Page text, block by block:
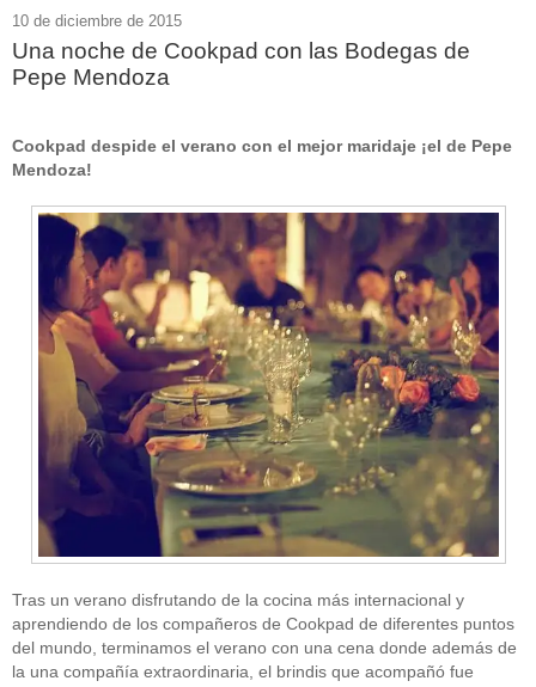
CATEGORÍAS
10 de diciembre de 2015
Una noche de Cookpad con las Bodegas de
Pepe Mendoza
Cookpad despide el verano con el mejor maridaje ¡el de Pepe
Mendoza!
Tras un verano disfrutando de la cocina más internacional y
aprendiendo de los compañeros de Cookpad de diferentes puntos
del mundo, terminamos el verano con una cena donde además de
la una compañía extraordinaria, el brindis que acompañó fue